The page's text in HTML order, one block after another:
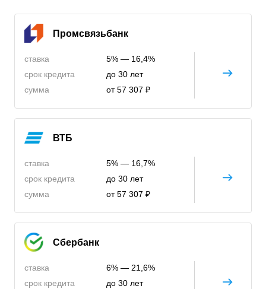
Промсвязьбанк
ставка
срок кредита
сумма
5% — 16,4%
до 30 лет
от 57 307 ₽
ВТБ
ставка
срок кредита
сумма
5% — 16,7%
до 30 лет
от 57 307 ₽
Сбербанк
ставка
срок кредита
6% — 21,6%
до 30 лет